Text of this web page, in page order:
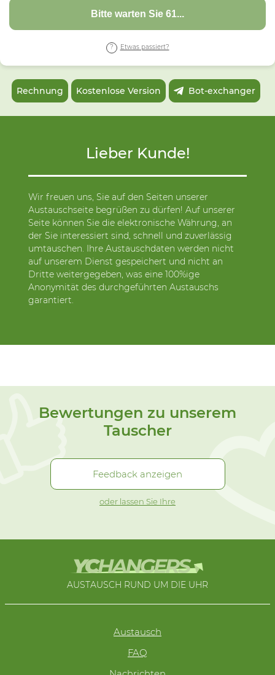
Bitte warten Sie 57...
Etwas passiert?
Rechnung Kostenlose Version Bot-exchanger
Lieber Kunde!
Wir freuen uns, Sie auf den Seiten unserer
Austauschseite begrüßen zu dürfen! Auf unserer
Seite können Sie die elektronische Währung, an
der Sie interessiert sind, schnell und zuverlässig
umtauschen. Ihre Austauschdaten werden nicht
auf unserem Dienst gespeichert und nicht an
Dritte weitergegeben, was eine 100%ige
Anonymität des durchgeführten Austauschs
garantiert.
Bewertungen zu unserem
Tauscher
Feedback anzeigen
oder lassen Sie Ihre
AUSTAUSCH RUND UM DIE UHR
Austausch
FAQ